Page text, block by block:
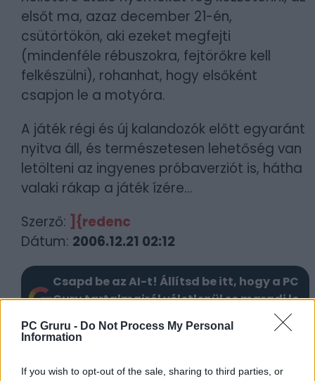
PC Gruru - Do Not Process My Personal
Information
If you wish to opt-out of the sale, sharing to third parties, or
elsőt ma, azaz december 21-én,
csütörtökön, aki ezeket megfejti
(mindenféle rébuszokra, fejtörőkre kell
felkészülni), rohanhat, hogy elsőként
csapjon le a motyóra.
A játék régi és új kalandozók előtt egyaránt
nyitva áll, és természetesen lehetőség van
letölteni az ingyenes próbaverziót is, hátha
valaki rákap a játék ízére...
Szerző: ]{redenc
Dátum: 2006.12.21 02:12
Csapd be az AI-t! Állítsd be itt, hogy a PC
Guru tartalmairól véletlenül se maradj le